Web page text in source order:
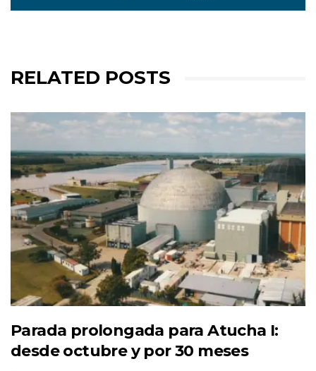
RELATED POSTS
Parada prolongada para Atucha I:
desde octubre y por 30 meses